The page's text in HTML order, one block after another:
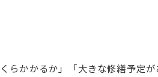
かかるか」「大きな修繕予定が